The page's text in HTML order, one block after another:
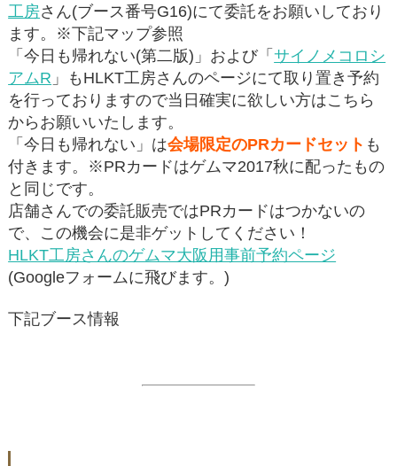
工房さん(ブース番号G16)にて委託をお願いしており
ます。※下記マップ参照
「今日も帰れない(第二版)」および「サイノメコロシ
アムR 」もHLKT工房さんのページにて取り置き予約
を行っておりますので当日確実に欲しい方はこちら
からお願いいたします。
「今日も帰れない」は会場限定のPRカードセット も
付きます。※PRカードはゲムマ2017秋に配ったもの
と同じです。
店舗さんでの委託販売ではPRカードはつかないの
で、この機会に是非ゲットしてください！
HLKT工房さんのゲムマ大阪用事前予約ページ
(Googleフォームに飛びます。)
下記ブース情報